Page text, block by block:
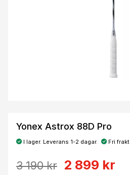
Yonex Astrox 88D Pro
I lager. Leverans 1-2 dagar. Fri frakt
3 190 kr 2 899 kr